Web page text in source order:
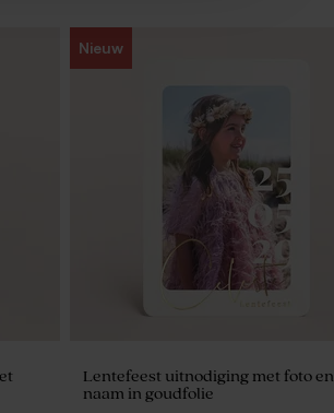
Snoepzakje met foto en stijlvolle
Nieuw
Lentefeest uitnodiging met foto en
naam in goudfolie